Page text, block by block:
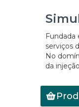
serviços
No
da